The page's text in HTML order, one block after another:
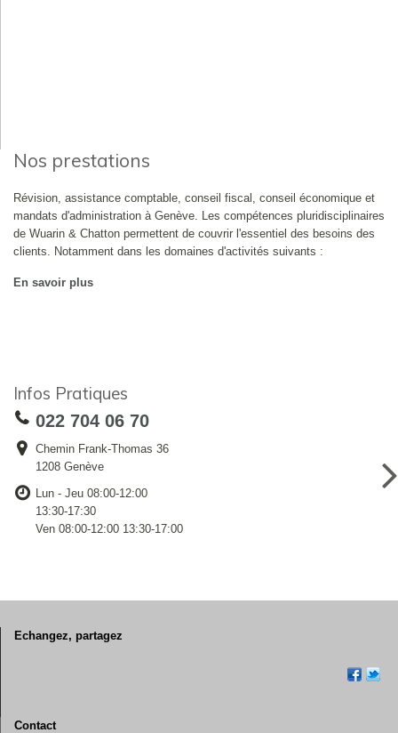
Nos prestations
Révision, assistance comptable, conseil fiscal, conseil économique et
mandats d'administration à Genève. Les compétences pluridisciplinaires
de Wuarin & Chatton permettent de couvrir l'essentiel des besoins des
clients. Notamment dans les domaines d'activités suivants :
En savoir plus
Infos Pratiques
022 704 06 70
Chemin Frank-Thomas 36
1208 Genève
Lun - Jeu 08:00-12:00
13:30-17:30
Ven 08:00-12:00 13:30-17:00
Echangez, partagez
Contact